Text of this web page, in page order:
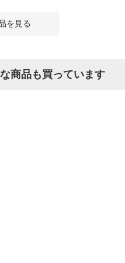
を見る
商品も買っています